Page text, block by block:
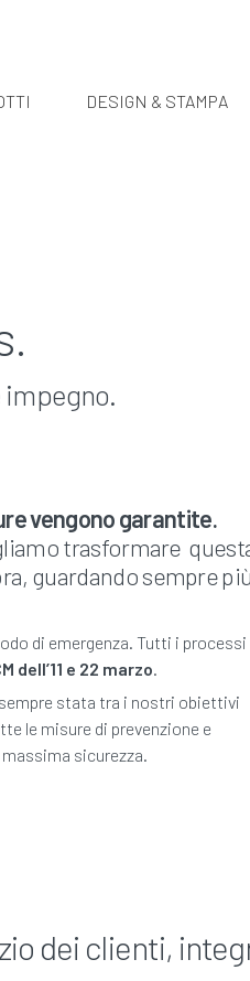
DESIGN & STAMPA
vengono garantite.
trasformare
guardando sempre più
di emergenza. Tutti i processi
dell’11 e 22 marzo.
stata tra i nostri obiettivi
le misure di prevenzione e
sicurezza.
dei clienti,